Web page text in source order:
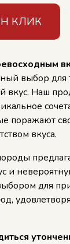
КЛИК
выбор для
вкус. Наш
поражают
вкуса.
и
для